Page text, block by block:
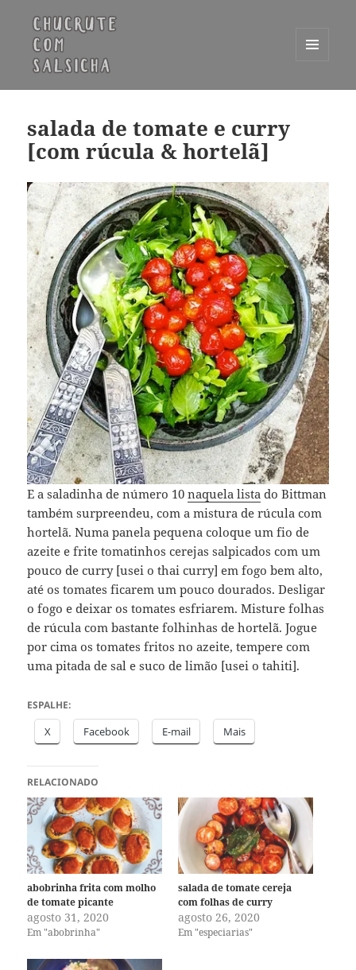
WIDGETS
salada de tomate e curry
[com rúcula & hortelã]
E a saladinha de número 10naquela lista do Bittman
também surpreendeu, com a mistura de rúcula com
hortelã. Numa panela pequena coloque um fio de
azeite e frite tomatinhos cerejas salpicados com um
pouco de curry [usei o thai curry] em fogo bem alto,
até os tomates ficarem um pouco dourados. Desligar
o fogo e deixar os tomates esfriarem. Misture folhas
de rúcula com bastante folhinhas de hortelã. Jogue
por cima os tomates fritos no azeite, tempere com
uma pitada de sal e suco de limão [usei o tahiti].
ESPALHE:
X Facebook E-mail Mais
RELACIONADO
abobrinha frita com molho
de tomate picante
agosto 31, 2020
Em "abobrinha"
salada de tomate cereja
com folhas de curry
agosto 26, 2020
Em "especiarias"